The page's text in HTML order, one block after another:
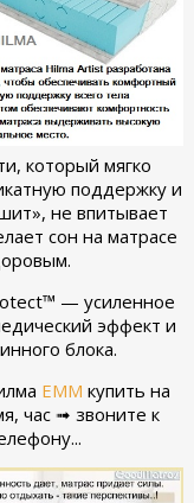
который мягко
поддержку и
не впитывает
сон на матрасе
— усиленное
эффект и
блока.
ЕММкупить на
час ➟ звоните к